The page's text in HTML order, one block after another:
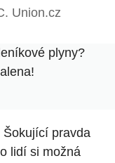
Union.cz
plyny?
Šokující pravda
lidí si možná